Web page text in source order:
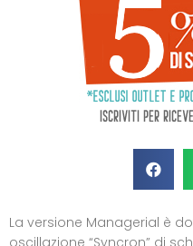
La versione Managerial è
oscillazione “Syncron” di